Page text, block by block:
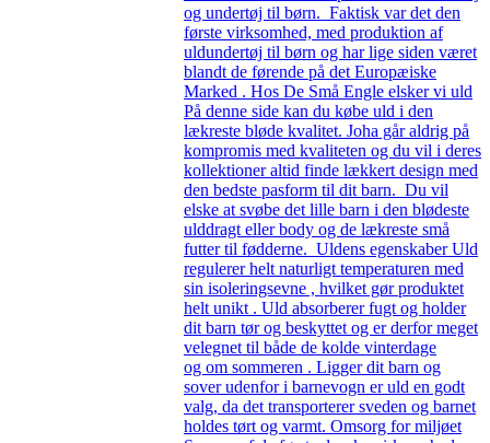
og undertøj til børn. Faktisk var det den
første virksomhed, med produktion af
uldundertøj til børn og har lige siden været
blandt de førende på det Europæiske
Marked . Hos De Små Engle elsker vi uld
På denne side kan du købe uld i den
lækreste bløde kvalitet. Joha går aldrig på
kompromis med kvaliteten og du vil i deres
kollektioner altid finde lækkert design med
den bedste pasform til dit barn. Du vil
elske at svøbe det lille barn i den blødeste
ulddragt eller body og de lækreste små
futter til fødderne. Uldens egenskaber Uld
regulerer helt naturligt temperaturen med
sin isoleringsevne , hvilket gør produktet
helt unikt . Uld absorberer fugt og holder
dit barn tør og beskyttet og er derfor meget
velegnet til både de kolde vinterdage
og om sommeren . Ligger dit barn og
sover udenfor i barnevogn er uld en godt
valg, da det transporterer sveden og barnet
holdes tørt og varmt. Omsorg for miljøet